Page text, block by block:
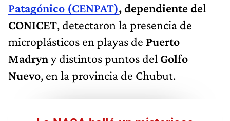
Patagónico (CENPAT), dependiente del
CONICET, detectaron la presencia de
microplásticos en playas de Puerto
Madryny distintos puntos del Golfo
Nuevo, en la provincia de Chubut.